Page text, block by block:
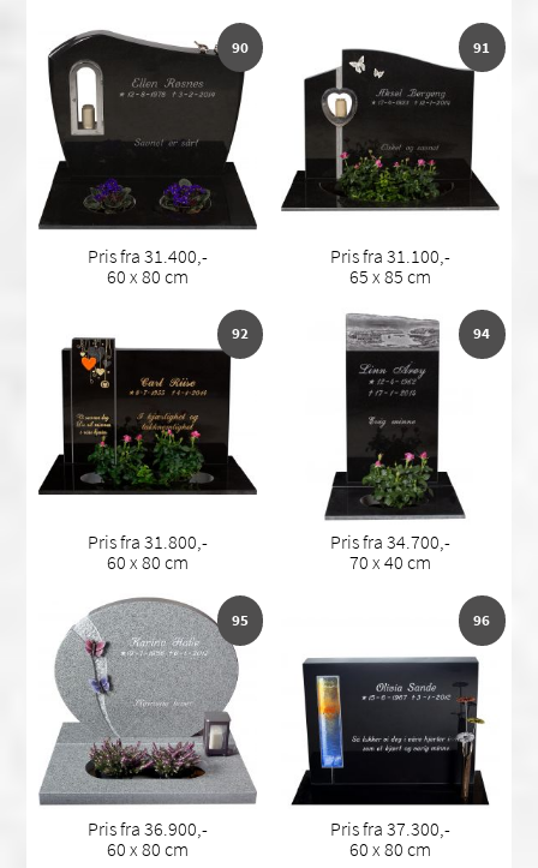
90
Pris fra 31.400,-
60 x 80 cm
91
Pris fra 31.100,-
65 x 85 cm
92
Pris fra 31.800,-
60 x 80 cm
94
Pris fra 34.700,-
70 x 40 cm
95
Pris fra 36.900,-
60 x 80 cm
96
Pris fra 37.300,-
60 x 80 cm